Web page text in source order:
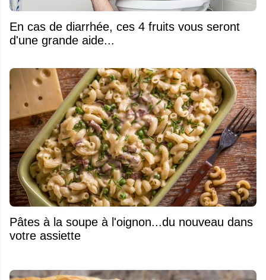
En cas de diarrhée, ces 4 fruits vous seront
d'une grande aide...
Pâtes à la soupe à l'oignon...du nouveau dans
votre assiette